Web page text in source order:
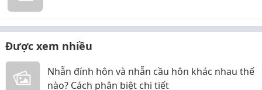
Được xem nhiều
Nhẫn đính hôn và nhẫn cầu hôn khác nhau thế
nào? Cách phân biệt chi tiết